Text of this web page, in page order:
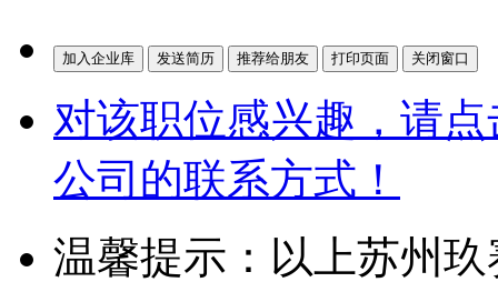
对该职位感兴趣，请
公司的联系方式！
温馨提示：以上苏州